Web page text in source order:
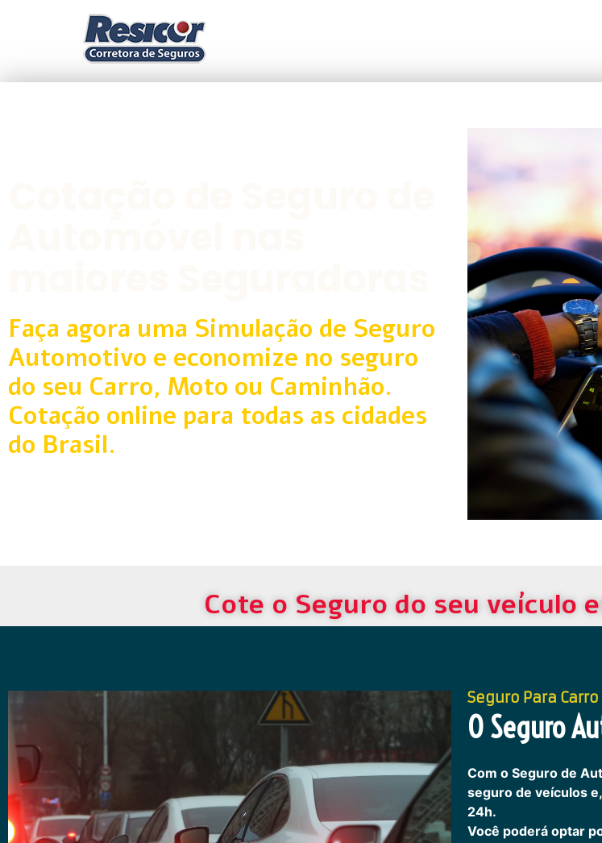
Faça agora uma Simulação de Seguro
Automotivo e economize no seguro
do seu Carro, Moto ou Caminhão.
Cotação online para todas as cidades
do Brasil.
Cote o Seguro do seu veículo
Seguro Para Carro
O Seguro
Com o Seguro de
seguro de veículos
24h.
Você poderá optar